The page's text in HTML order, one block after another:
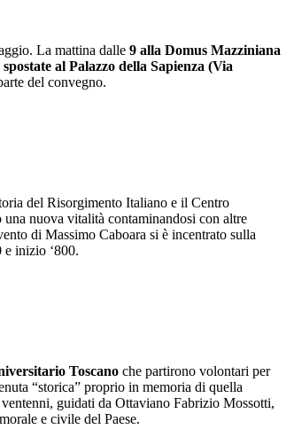
La mattina dalle 9 alla Domus Mazziniana
al Palazzo della Sapienza (Via
del convegno.
del Risorgimento Italiano e il Centro
nuova vitalità contaminandosi con altre
di Massimo Caboara si è incentrato sulla
e inizio ‘800.
Toscano che partirono volontari per
“storica” proprio in memoria di quella
guidati da Ottaviano Fabrizio Mossotti,
e civile del Paese.